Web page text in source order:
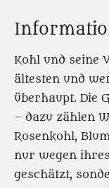
Kohl und seine
ältesten und
überhaupt. Die
– dazu zählen
Rosenkohl,
nur wegen
geschätzt,